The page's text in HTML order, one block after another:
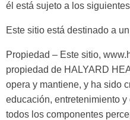
él está sujeto a los
Este sitio está destinado a
Propiedad – Este sitio,
propiedad de HALYARD
opera y mantiene, y ha sido
educación, entretenimiento
todos los componentes